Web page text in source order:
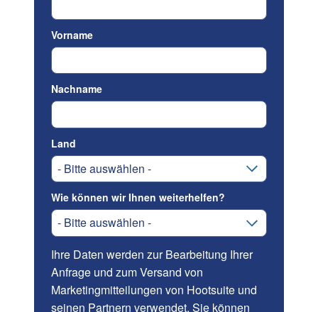
Vorname
Nachname
Land
Wie können wir Ihnen weiterhelfen?
Ihre Daten werden zur Bearbeitung Ihrer
Anfrage und zum Versand von
Marketingmitteilungen von Hootsuite und
seinen Partnern verwendet. Sie können